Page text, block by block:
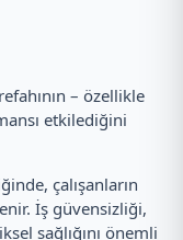
– özellikle
etkilediğini
çalışanların
İş güvensizliği,
sağlığını önemli